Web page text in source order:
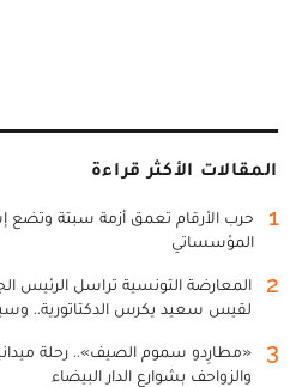
المقالات الأكثر قراءة
1
حرب الأرقام تعمق أزمة سبتة وتضع
المؤسساتي
2
المعارضة التونسية تراسل الرئيس
لقيس سعيد يكرس الدكتاتورية..
3
«مطارِدو سموم الصيف».. رحلة
والزواحف بشوارع الدار البيضاء